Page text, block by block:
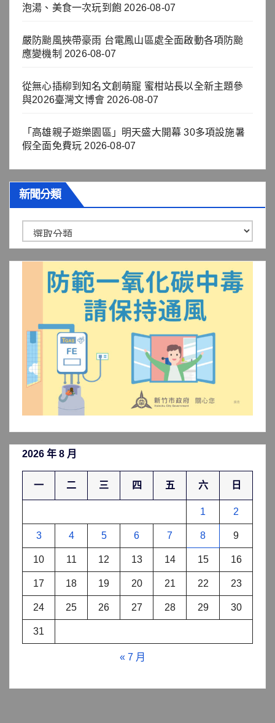
泡湯、美食一次玩到飽 2026-08-07
嚴防颱風挾帶豪雨 台電鳳山區處全面啟動各項防颱
應變機制 2026-08-07
從無心插柳到知名文創萌寵 蜜柑站長以全新主題參
與2026臺灣文博會 2026-08-07
「高雄親子遊樂園區」明天盛大開幕 30多項設施暑
假全面免費玩 2026-08-07
新聞分類
聞
2026 年 8 月
一 二 三 四 五 六 日
1 2
3 4 5 6 7 8 9
10 11 12 13 14 15 16
17 18 19 20 21 22 23
24 25 26 27 28 29 30
31
« 7 月